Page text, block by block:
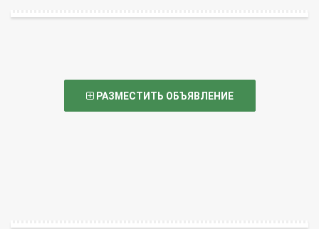
РАЗМЕСТИТЬ ОБЪЯВЛЕНИЕ